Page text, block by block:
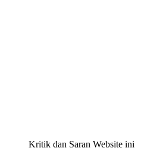
Kritik dan Saran Website ini